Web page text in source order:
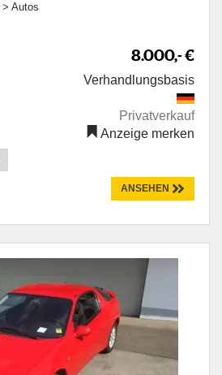
> Autos
8.000,- €
Verhandlungsbasis
Privatverkauf
Anzeige merken
ANSEHEN